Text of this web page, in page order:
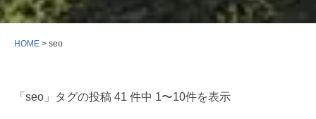
HOME > seo
「seo」タグの投稿 41 件中 1〜10件を表示